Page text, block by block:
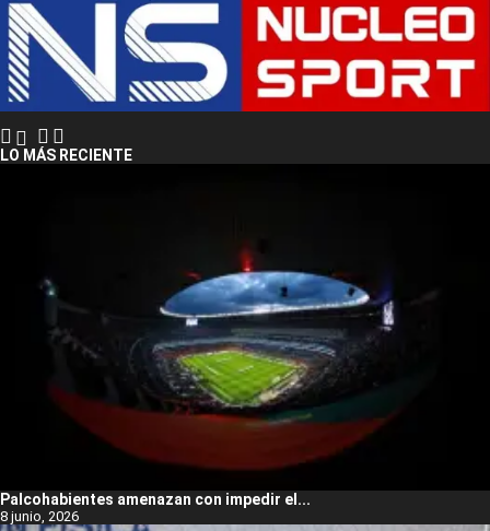
LO MÁS RECIENTE
Palcohabientes amenazan con impedir el...
8 junio, 2026